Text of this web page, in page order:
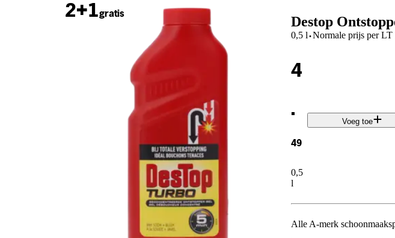
2+1gratis Destop
0,5 l·Normale prijs per LT
4
.
49
0,5
l
Voeg toe
Alle A-merk